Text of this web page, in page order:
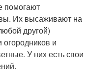
помогают
Их высаживают на
другой)
и
У них есть свои